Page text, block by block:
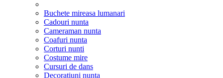
Buchete mireasa lumanari
Cadouri nunta
Cameraman nunta
Coafuri nunta
Corturi nunti
Costume mire
Cursuri de dans
Decoratiuni nunta